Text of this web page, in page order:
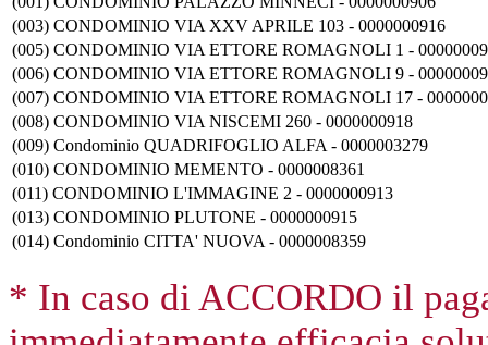
(003) CONDOMINIO VIA XXV APRILE 103 - 0000000916
(005) CONDOMINIO VIA ETTORE ROMAGNOLI 1 -
(006) CONDOMINIO VIA ETTORE ROMAGNOLI 9 -
(007) CONDOMINIO VIA ETTORE ROMAGNOLI 17 -
(008) CONDOMINIO VIA NISCEMI 260 - 0000000918
(009) Condominio QUADRIFOGLIO ALFA - 0000003279
(010) CONDOMINIO MEMENTO - 0000008361
(011) CONDOMINIO L'IMMAGINE 2 - 0000000913
(013) CONDOMINIO PLUTONE - 0000000915
(014) Condominio CITTA' NUOVA - 0000008359
* In caso di ACCORDO il